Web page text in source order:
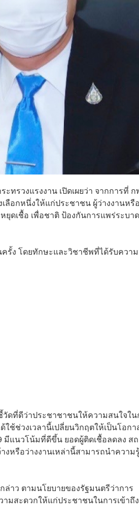
รวงแรงงาน เปิดเผยว่า จากการที่ ก
ลือกหนึ่งให้แก่ประชาชน ผู้ว่างงานหรื
ดเชื้อ เพื่อชาติ ป้องกันการแพร่ระบา
รั้ง โดยทักษะและวิชาชีพที่ได้รับควา
วัดที่ดีว่าประชาชาชนให้ความสนใจใน
ช้ช่วงเวลานี้เปลี่ยนวิกฤตให้เป็นโอกา
มีแนวโน้มที่ดีขึ้น ยอดผู้ติดเชื้อลดลง ส
งหรือว่างงานเหล่านี้สามารถนำความ
าว ตามนโยบายของรัฐมนตรีว่าการ
มสะดวกให้แก่ประชาชนในการเข้าถึง